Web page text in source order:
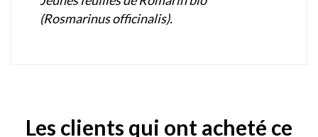
(Rosmarinus officinalis).
Les clients qui ont acheté ce